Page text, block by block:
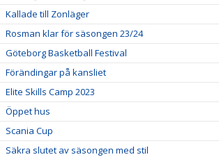
Kallade till Zonläger
Rosman klar för säsongen 23/24
Göteborg Basketball Festival
Förändingar på kansliet
Elite Skills Camp 2023
Öppet hus
Scania Cup
Säkra slutet av säsongen med stil